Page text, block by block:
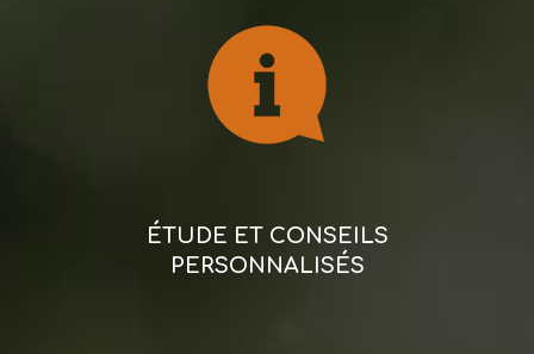
ÉTUDE ET CONSEILS
PERSONNALISÉS